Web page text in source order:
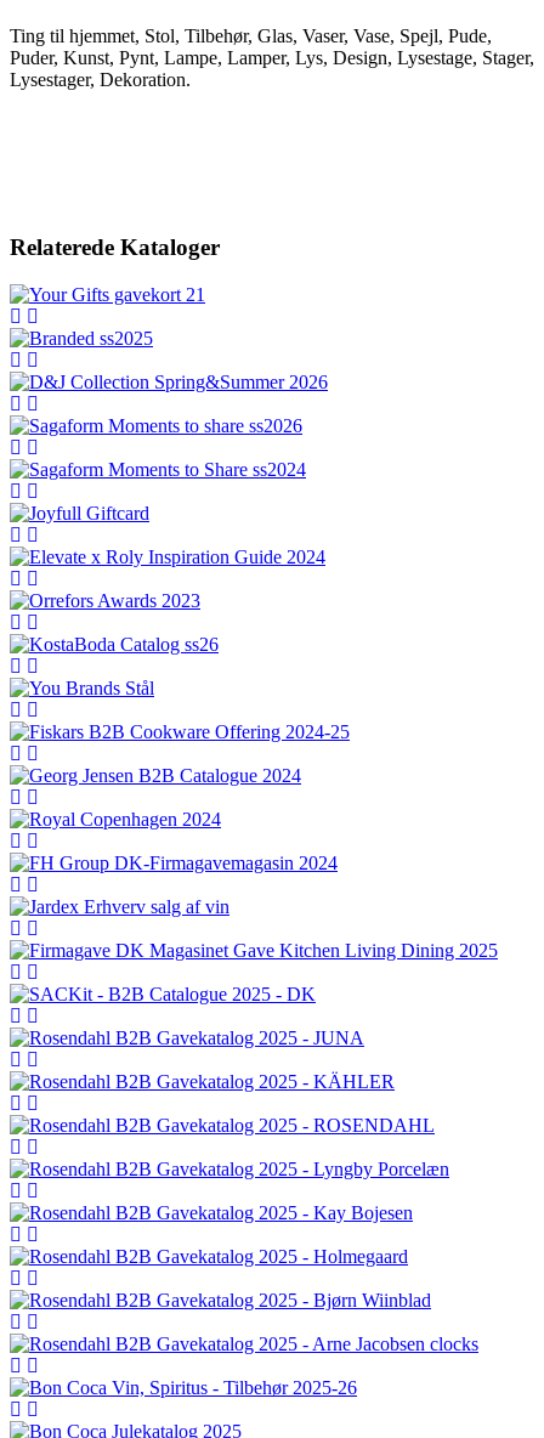
Ting til hjemmet, Stol, Tilbehør, Glas, Vaser, Vase, Spejl, Pude,
Puder, Kunst, Pynt, Lampe, Lamper, Lys, Design, Lysestage, Stager,
Lysestager, Dekoration.
Relaterede Kataloger